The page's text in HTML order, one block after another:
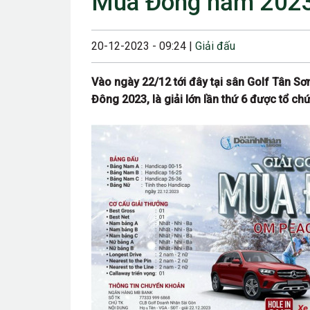
28/06/2024 12:00
25/04/2024 6:00
22/12/2023 12:30
26/10/2023
20-12-2023 - 09:24 | Giải đấu
Vào ngày 22/12 tới đây tại sân Golf Tân
Đông 2023, là giải lớn lần thứ 6 được tổ